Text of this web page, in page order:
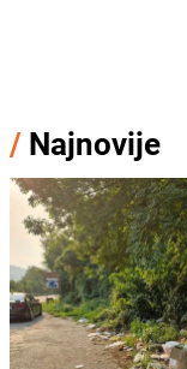
/ Najnovije